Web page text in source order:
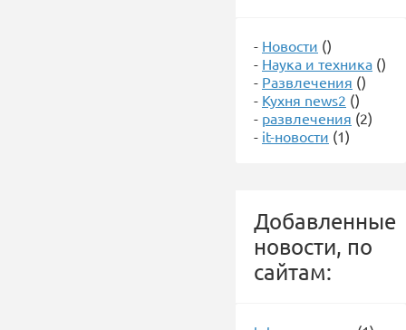
- Новости ()
- Наука и техника ()
- Развлечения ()
- Кухня news2 ()
- развлечения (2)
- it-новости (1)
Добавленные
новости, по
сайтам: